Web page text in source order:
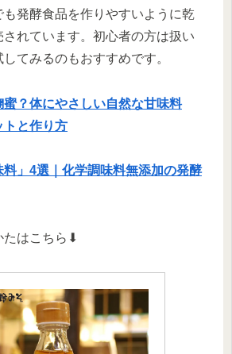
発酵食品を作りやすいように乾
れています。初心者の方は扱い
てみるのもおすすめです。
？体にやさしい自然な甘味料
トと作り方
」4選｜化学調味料無添加の発酵
たはこちら⬇︎